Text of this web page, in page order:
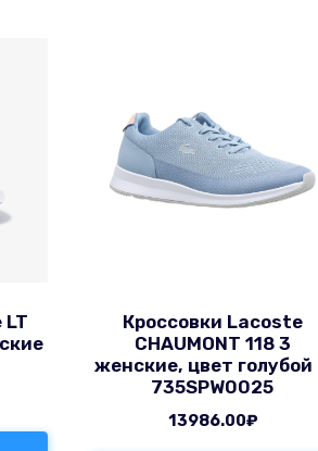
LT
Кроссовки Lacoste
CHAUMONT 118 3
женские, цвет голубой
735SPW0025
13986.00₽